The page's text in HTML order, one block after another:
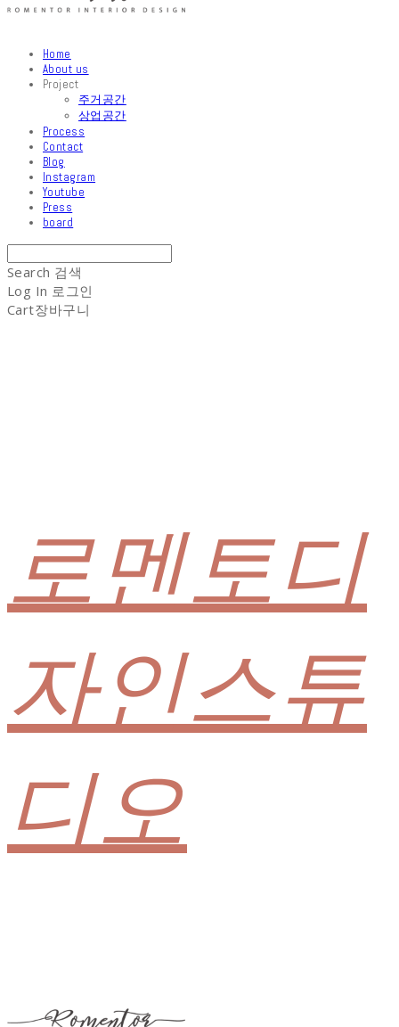
Home
About us
Project
주거공간
상업공간
Process
Contact
Blog
Instagram
Youtube
Press
board
Search 검색
Log In 로그인
Cart장바구니
로멘토디
자인스튜
디오